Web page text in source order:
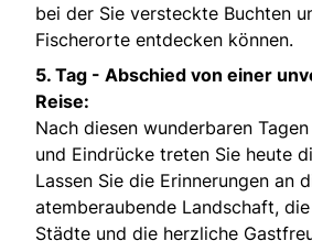
bei der Sie versteckte Buchten
Fischerorte entdecken können.
5. Tag - Abschied von einer
Reise:
Nach diesen wunderbaren
und Eindrücke treten Sie heute
Lassen Sie die Erinnerungen an
atemberaubende Landschaft,
Städte und die herzliche